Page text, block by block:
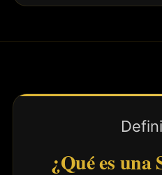
¿Qué es una